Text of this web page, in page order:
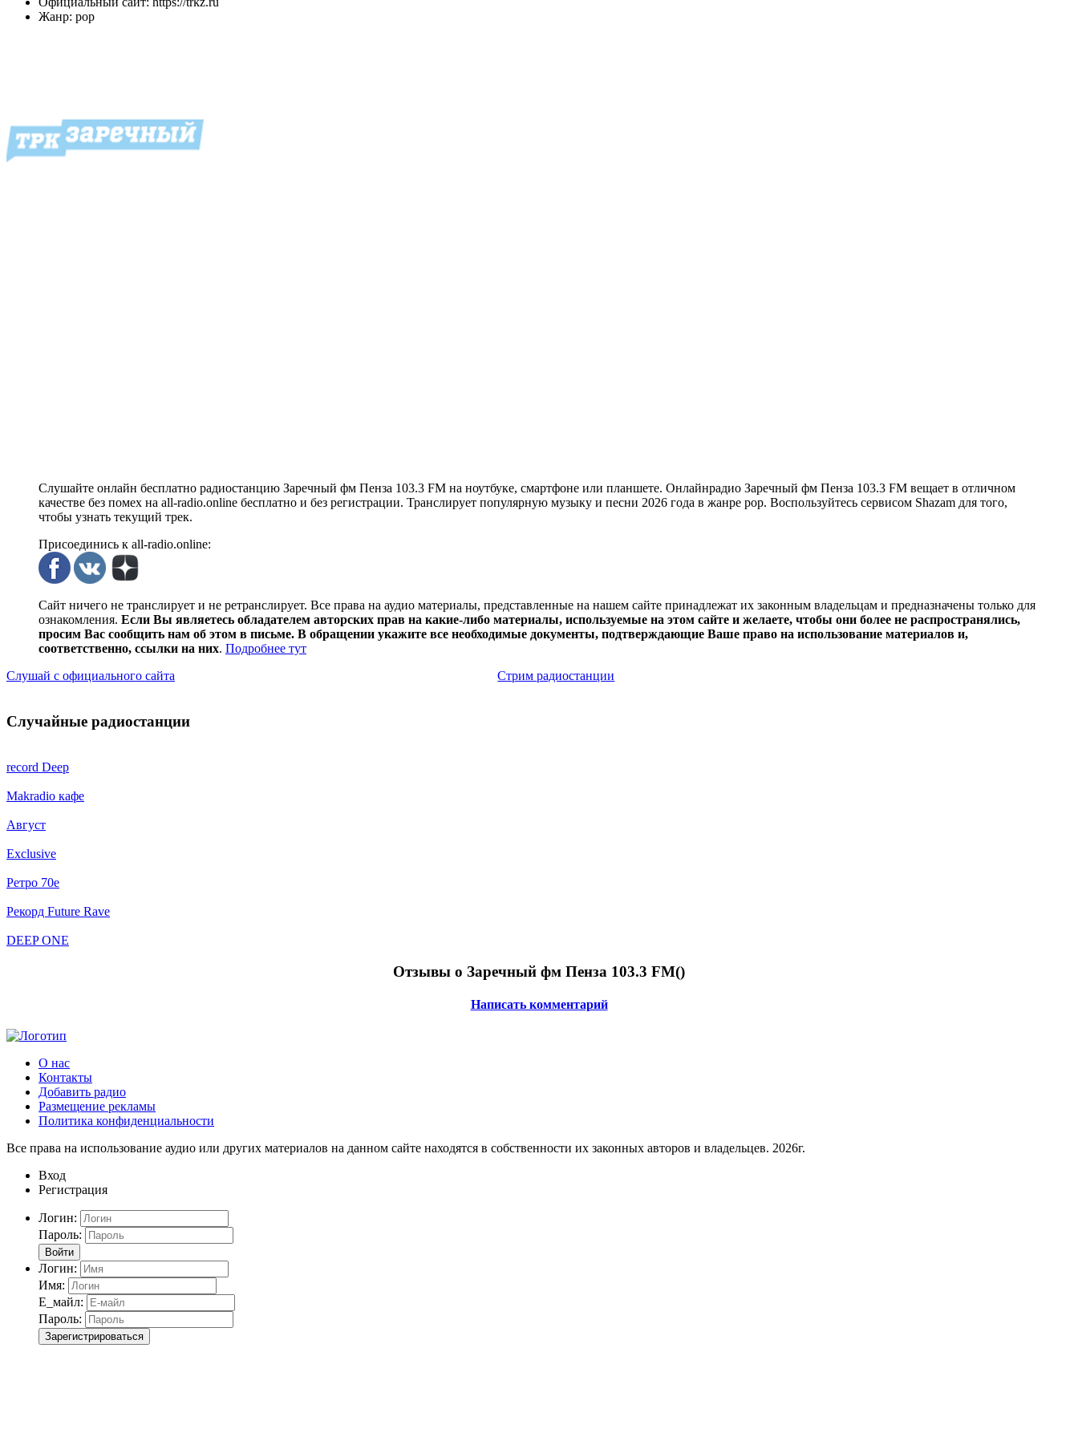
Жанр: pop
Слушайте онлайн бесплатно радиостанцию Заречный фм Пенза 103.3 FM на ноутбуке, смартфоне или планшете. Онлайнрадио Заречный фм Пенза 103.3 FM вещает в отличном
качестве без помех на all-radio.online бесплатно и без регистрации. Транслирует популярную музыку и песни 2026 года в жанре pop. Воспользуйтесь сервисом Shazam для того,
чтобы узнать текущий трек.
Присоединись к all-radio.online:
Сайт ничего не транслирует и не ретранслирует. Все права на аудио материалы, представленные на нашем сайте принадлежат их законным владельцам и предназначены только для
ознакомления. Если Вы являетесь обладателем авторских прав на какие-либо материалы, используемые на этом сайте и желаете, чтобы они более не распространялись,
просим Вас сообщить нам об этом в письме. В обращении укажите все необходимые документы, подтверждающие Ваше право на использование материалов и,
соответственно, ссылки на них. Подробнее тут
Слушай с официального сайта
Стрим радиостанции
Случайные радиостанции
record Deep
Makradio кафе
Август
Exclusive
Ретро 70e
Рекорд Future Rave
DEEP ONE
Отзывы о Заречный фм Пенза 103.3 FM()
Написать комментарий
О нас
Контакты
Добавить радио
Размещение рекламы
Политика конфиденциальности
Все права на использование аудио или других материалов на данном сайте находятся в собственности их законных авторов и владельцев. 2026г.
Вход
Регистрация
Логин:
Пароль:
Войти
Логин:
Имя:
Е_майл:
Пароль:
Зарегистрироваться